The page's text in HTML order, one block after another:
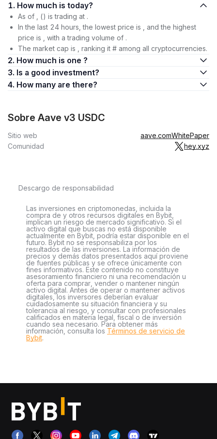
1. How much is today?
As of , () is trading at .
In the last 24 hours, the lowest price is , and the highest
price is , with a trading volume of .
The market cap is , ranking it # among all cryptocurrencies.
2. How much is one ?
3. Is a good investment?
4. How many are there?
Sobre Aave v3 USDC
Sitio web aave.comWhitePaper
Comunidad
hey.xyz
Descargo de responsabilidad
Las inversiones en criptomonedas, incluida la
compra de y otros recursos digitales en Bybit,
implican un riesgo de mercado significativo. Si el
activo digital que buscas no está disponible
actualmente en Bybit, podría estar disponible en el
futuro. Bybit no se responsabiliza por los
resultados de las inversiones. La información de
precios y demás datos presentados aquí proviene
de fuentes públicas y se ofrece únicamente con
fines informativos. Este contenido no constituye
asesoramiento financiero ni una recomendación u
oferta para comprar, vender o mantener ningún
activo digital. Antes de operar o mantener activos
digitales, los inversores deberían evaluar
cuidadosamente su situación financiera y su
tolerancia al riesgo, y consultar con profesionales
calificados en materia legal, fiscal o de inversión
cuando sea necesario. Para obtener más
información, consulta los Términos de servicio de
Bybit.